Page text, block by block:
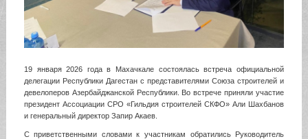
19 января 2026 года в Махачкале состоялась встреча официальной
делегации Республики Дагестан с представителями Союза строителей и
девелоперов Азербайджанской Республики. Во встрече приняли участие
президент Ассоциации СРО «Гильдия строителей СКФО» Али Шахбанов
и генеральный директор Запир Акаев.
С приветственными словами к участникам обратились Руководитель